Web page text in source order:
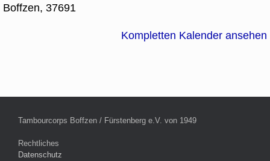
Boffzen, 37691
Kompletten Kalender ansehen
Tambourcorps Boffzen / Fürstenberg e.V. von 1949
Rechtliches
Datenschutz